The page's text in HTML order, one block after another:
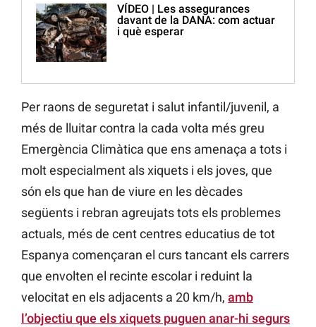
VÍDEO | Les assegurances
davant de la DANA: com actuar
i què esperar
Per raons de seguretat i salut infantil/juvenil, a
més de lluitar contra la cada volta més greu
Emergència Climàtica que ens amenaça a tots i
molt especialment als xiquets i els joves, que
són els que han de viure en les dècades
següents i rebran agreujats tots els problemes
actuals, més de cent centres educatius de tot
Espanya començaran el curs tancant els carrers
que envolten el recinte escolar i reduint la
velocitat en els adjacents a 20 km/h, amb
l’objectiu que els xiquets puguen anar-hi segurs